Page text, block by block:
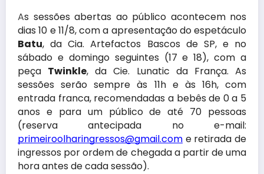
As sessões abertas ao público acontecem nos
dias 10 e 11/8, com a apresentação do espetáculo
Batu, da Cia. Artefactos Bascos de SP, e no
sábado e domingo seguintes (17 e 18), com a
peça Twinkle, da Cie. Lunatic da França. As
sessões serão sempre às 11h e às 16h, com
entrada franca, recomendadas a bebês de 0 a 5
anos e para um público de até 70 pessoas
(reserva antecipada no e-mail:
primeiroolharingressos@gmail.com e retirada de
ingressos por ordem de chegada a partir de uma
hora antes de cada sessão).